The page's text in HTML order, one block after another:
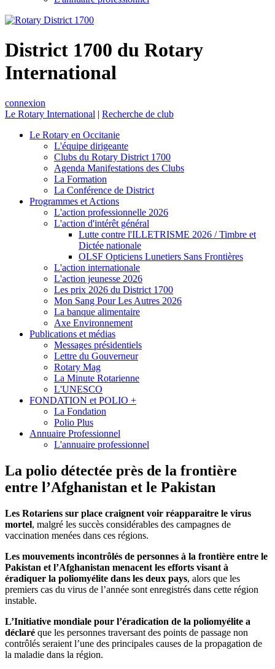
District 1700 du Rotary
International
connexion
Le Rotary International | Recherche de club
Le Rotary en Occitanie
L'équipe dirigeante
Clubs du Rotary District 1700
Agenda Manifestations des Clubs
La Formation
La Conférence de District
Programmes et Actions
L'action professionnelle 2026
L'action d'intérêt général
Lutte contre l'ILLETRISME 2026 / Timbre et
Dictée nationale
OLSF Opticiens Lunetiers Sans Frontières
L'action internationale
L'action jeunesse 2026
Les prix 2026 du District 1700
Mon Sang Pour Les Autres 2026
La banque alimentaire
Axe Environnement
Publications et médias
Messages présidentiels
Lettre du Gouverneur
Rotary Mag
La Minute Rotarienne
L'UNESCO
FONDATION et POLIO +
La Fondation
Polio Plus
Annuaire Professionnel
L'annuaire professionnel
La polio détectée près de la frontière
entre l’Afghanistan et le Pakistan
Les Rotariens sur place craignent voir réapparaitre le virus
mortel, malgré les succès considérables des campagnes de
vaccination menées dans ces régions.
Les mouvements incontrôlés de personnes à la frontière entre le
Pakistan et l’Afghanistan menacent les efforts visant à
éradiquer la poliomyélite dans les deux pays, alors que les
premiers cas du virus de l’année sont enregistrés dans cette région
instable.
L’Initiative mondiale pour l’éradication de la poliomyélite a
déclaré que les personnes traversant des points de passage non
contrôlés seraient l’une des principales causes de la propagation de
la maladie dans la région.